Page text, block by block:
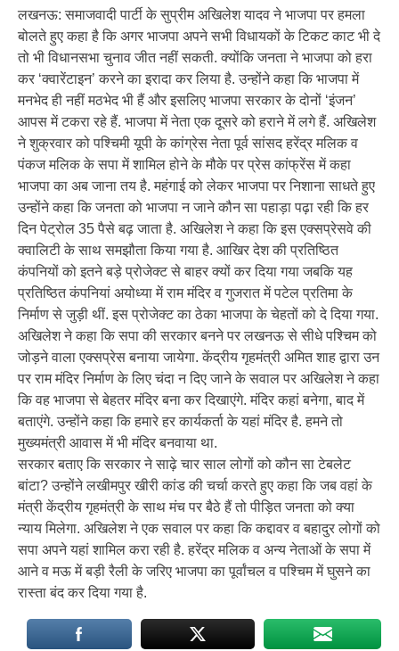
लखनऊ: समाजवादी पार्टी के सुप्रीम अखिलेश यादव ने भाजपा पर हमला
बोलते हुए कहा है कि अगर भाजपा अपने सभी विधायकों के टिकट काट भी दे
तो भी विधानसभा चुनाव जीत नहीं सकती. क्योंकि जनता ने भाजपा को हरा
कर ‘क्वारेंटाइन’ करने का इरादा कर लिया है. उन्होंने कहा कि भाजपा में
मनभेद ही नहीं मठभेद भी हैं और इसलिए भाजपा सरकार के दोनों ‘इंजन’
आपस में टकरा रहे हैं. भाजपा में नेता एक दूसरे को हराने में लगे हैं. अखिलेश
ने शुक्रवार को पश्चिमी यूपी के कांग्रेस नेता पूर्व सांसद हरेंद्र मलिक व
पंकज मलिक के सपा में शामिल होने के मौके पर प्रेस कांफ्रेंस में कहा
भाजपा का अब जाना तय है. महंगाई को लेकर भाजपा पर निशाना साधते हुए
उन्होंने कहा कि जनता को भाजपा न जाने कौन सा पहाड़ा पढ़ा रही कि हर
दिन पेट्रोल 35 पैसे बढ़ जाता है. अखिलेश ने कहा कि इस एक्सप्रेसवे की
क्वालिटी के साथ समझौता किया गया है. आखिर देश की प्रतिष्ठित
कंपनियों को इतने बड़े प्रोजेक्ट से बाहर क्यों कर दिया गया जबकि यह
प्रतिष्ठित कंपनियां अयोध्या में राम मंदिर व गुजरात में पटेल प्रतिमा के
निर्माण से जुड़ी थीं. इस प्रोजेक्ट का ठेका भाजपा के चेहतों को दे दिया गया.
अखिलेश ने कहा कि सपा की सरकार बनने पर लखनऊ से सीधे पश्चिम को
जोड़ने वाला एक्सप्रेस बनाया जायेगा. केंद्रीय गृहमंत्री अमित शाह द्वारा उन
पर राम मंदिर निर्माण के लिए चंदा न दिए जाने के सवाल पर अखिलेश ने कहा
कि वह भाजपा से बेहतर मंदिर बना कर दिखाएंगे. मंदिर कहां बनेगा, बाद में
बताएंगे. उन्होंने कहा कि हमारे हर कार्यकर्ता के यहां मंदिर है. हमने तो
मुख्यमंत्री आवास में भी मंदिर बनवाया था.
सरकार बताए कि सरकार ने साढ़े चार साल लोगों को कौन सा टेबलेट
बांटा? उन्होंने लखीमपुर खीरी कांड की चर्चा करते हुए कहा कि जब वहां के
मंत्री केंद्रीय गृहमंत्री के साथ मंच पर बैठे हैं तो पीड़ित जनता को क्या
न्याय मिलेगा. अखिलेश ने एक सवाल पर कहा कि कद्दावर व बहादुर लोगों को
सपा अपने यहां शामिल करा रही है. हरेंद्र मलिक व अन्य नेताओं के सपा में
आने व मऊ में बड़ी रैली के जरिए भाजपा का पूर्वांचल व पश्चिम में घुसने का
रास्ता बंद कर दिया गया है.